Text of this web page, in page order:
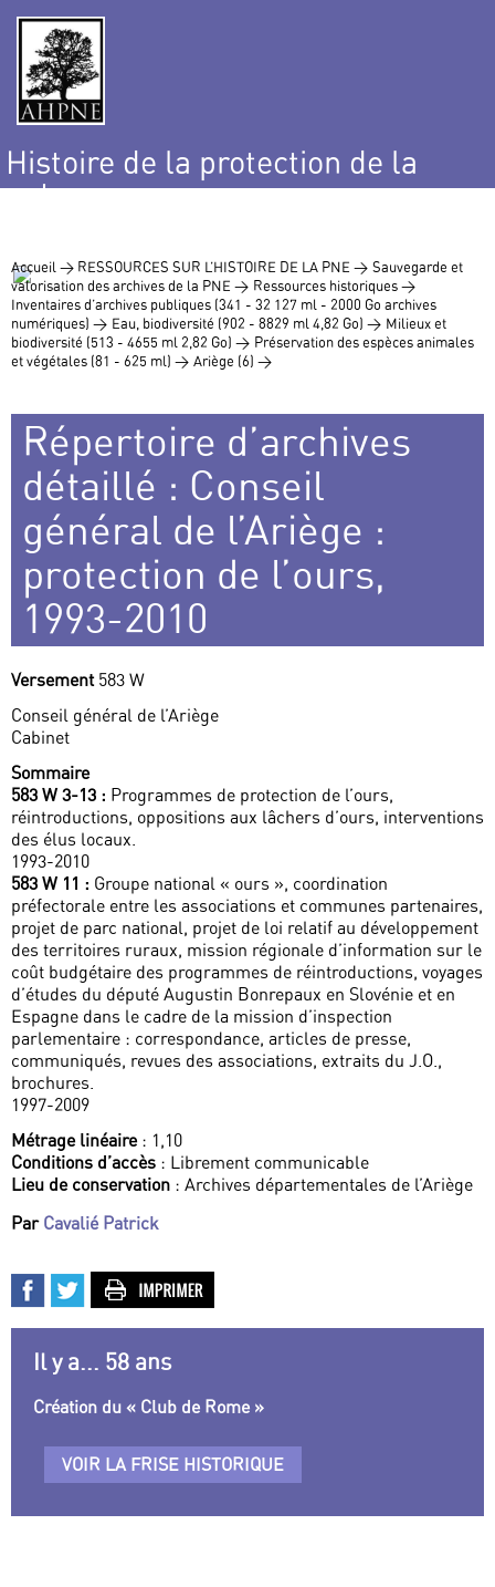
Histoire de la protection de la
nature
Accueil > RESSOURCES SUR L’HISTOIRE DE LA PNE > Sauvegarde et
valorisation des archives de la PNE > Ressources historiques >
Inventaires d’archives publiques (341 - 32 127 ml - 2000 Go archives
numériques) > Eau, biodiversité (902 - 8829 ml 4,82 Go) > Milieux et
biodiversité (513 - 4655 ml 2,82 Go) > Préservation des espèces animales
et végétales (81 - 625 ml) > Ariège (6) >
Répertoire d’archives
détaillé : Conseil
général de l’Ariège :
protection de l’ours,
1993-2010
Versement583 W
Conseil général de l’Ariège
Cabinet
Sommaire
583 W 3-13 : Programmes de protection de l’ours,
réintroductions, oppositions aux lâchers d’ours, interventions
des élus locaux.
1993-2010
583 W 11 : Groupe national « ours », coordination
préfectorale entre les associations et communes partenaires,
projet de parc national, projet de loi relatif au développement
des territoires ruraux, mission régionale d’information sur le
coût budgétaire des programmes de réintroductions, voyages
d’études du député Augustin Bonrepaux en Slovénie et en
Espagne dans le cadre de la mission d’inspection
parlementaire : correspondance, articles de presse,
communiqués, revues des associations, extraits du J.O.,
brochures.
1997-2009
Métrage linéaire: 1,10
Conditions d’accès : Librement communicable
Lieu de conservation : Archives départementales de l’Ariège
Par Cavalié Patrick
Il y a... 58 ans
Création du « Club de Rome »
VOIR LA FRISE HISTORIQUE